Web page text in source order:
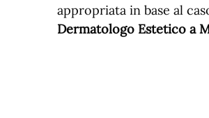
appropriata in base al
Dermatologo Estetico a